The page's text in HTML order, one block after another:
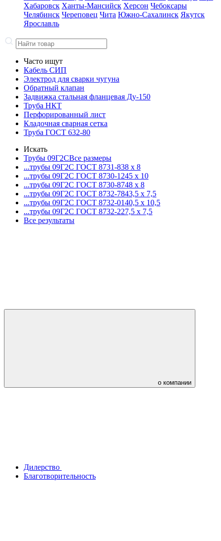
Хабаровск Ханты-Мансийск Херсон Чебоксары
Челябинск Череповец Чита Южно-Сахалинск Якутск
Ярославль
Часто ищут
Кабель СИП
Электрод для сварки чугуна
Обратный клапан
Задвижка стальная фланцевая Ду-150
Труба НКТ
Перфорированный лист
Кладочная сварная сетка
Труба ГОСТ 632-80
Искать
Трубы 09Г2СВсе размеры
...трубы 09Г2С ГОСТ 8731-838 x 8
...трубы 09Г2С ГОСТ 8730-1245 x 10
...трубы 09Г2С ГОСТ 8730-8748 x 8
...трубы 09Г2С ГОСТ 8732-7843,5 x 7,5
...трубы 09Г2С ГОСТ 8732-0140,5 x 10,5
...трубы 09Г2С ГОСТ 8732-227,5 x 7,5
Все результаты
о компании
Дилерство
Благотворительность